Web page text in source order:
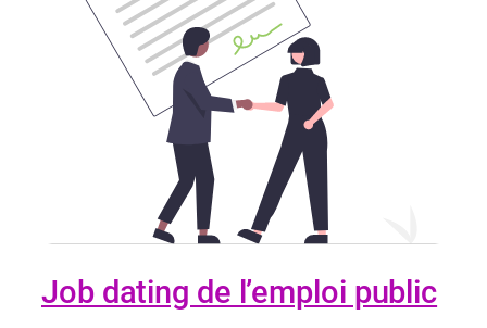
Job dating de l’emploi public